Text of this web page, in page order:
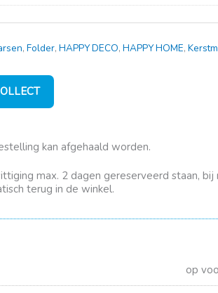
, Folder, HAPPY DECO, HAPPY HOME,
kan afgehaald worden.
max. 2 dagen gereserveerd staan, bij
terug in de winkel.
op